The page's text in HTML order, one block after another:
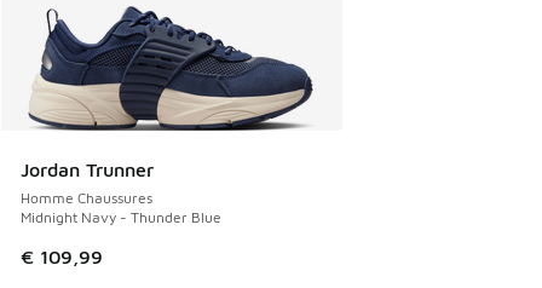
Jordan Trunner
Homme Chaussures
Midnight Navy - Thunder Blue
€ 109,99